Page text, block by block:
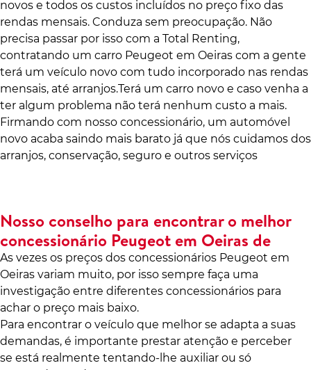
novos e todos os custos incluídos no preço fixo das
rendas mensais. Conduza sem preocupação. Não
precisa passar por isso com a Total Renting,
contratando um carro Peugeot em Oeiras com a gente
terá um veículo novo com tudo incorporado nas rendas
mensais, até arranjos.Terá um carro novo e caso venha a
ter algum problema não terá nenhum custo a mais.
Firmando com nosso concessionário, um automóvel
novo acaba saindo mais barato já que nós cuidamos dos
arranjos, conservação, seguro e outros serviços
Nosso conselho para encontrar o melhor
concessionário Peugeot em Oeiras de
As vezes os preços dos concessionários Peugeot em
Oeiras variam muito, por isso sempre faça uma
investigação entre diferentes concessionários para
achar o preço mais baixo.
Para encontrar o veículo que melhor se adapta a suas
demandas, é importante prestar atenção e perceber
se está realmente tentando-lhe auxiliar ou só